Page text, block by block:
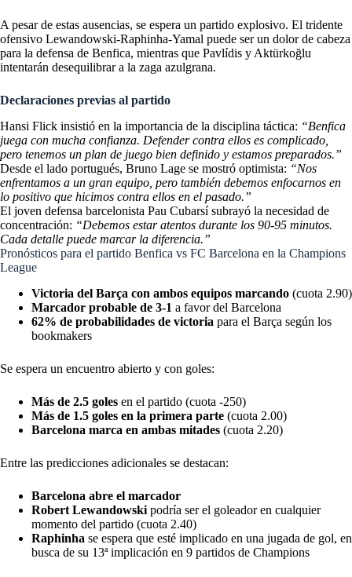
A pesar de estas ausencias, se espera un partido explosivo. El tridente
ofensivo Lewandowski-Raphinha-Yamal puede ser un dolor de cabeza
para la defensa de Benfica, mientras que Pavlídis y Aktürkoğlu
intentarán desequilibrar a la zaga azulgrana.
Declaraciones previas al partido
Hansi Flick insistió en la importancia de la disciplina táctica: “Benfica
juega con mucha confianza. Defender contra ellos es complicado,
pero tenemos un plan de juego bien definido y estamos preparados.”
Desde el lado portugués, Bruno Lage se mostró optimista: “Nos
enfrentamos a un gran equipo, pero también debemos enfocarnos en
lo positivo que hicimos contra ellos en el pasado.”
El joven defensa barcelonista Pau Cubarsí subrayó la necesidad de
concentración: “Debemos estar atentos durante los 90-95 minutos.
Cada detalle puede marcar la diferencia.”
Pronósticos para el partido Benfica vs FC Barcelona en la Champions
League
Victoria del Barça con ambos equipos marcando (cuota 2.90)
Marcador probable de 3-1 a favor del Barcelona
62% de probabilidades de victoria para el Barça según los
bookmakers
Se espera un encuentro abierto y con goles:
Más de 2.5 goles en el partido (cuota -250)
Más de 1.5 goles en la primera parte (cuota 2.00)
Barcelona marca en ambas mitades (cuota 2.20)
Entre las predicciones adicionales se destacan:
Barcelona abre el marcador
Robert Lewandowski podría ser el goleador en cualquier
momento del partido (cuota 2.40)
Raphinha se espera que esté implicado en una jugada de gol, en
busca de su 13ª implicación en 9 partidos de Champions